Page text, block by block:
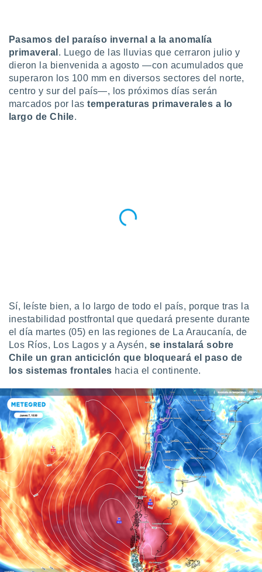
más
nuestra
de
de que
sean
el sitio
se
para
ni para
o
aunque
no
Puedes
acceder a
web a
abono
Pasamos del paraíso invernal a la anomalía
primaveral . Luego de las lluvias que cerraron julio y
dieron la bienvenida a agosto —con acumulados que
superaron los 100 mm en diversos sectores del norte,
centro y sur del país—, los próximos días serán
marcados por lastemperaturas primaverales a lo
largo de Chile.
Sí, leíste bien, a lo largo de todo el país, porque tras la
inestabilidad postfrontal que quedará presente durante
el día martes (05) en las regiones de La Araucanía, de
Los Ríos, Los Lagos y a Aysén, se instalará sobre
Chile un gran anticiclón que bloqueará el paso de
los sistemas frontales hacia el continente.